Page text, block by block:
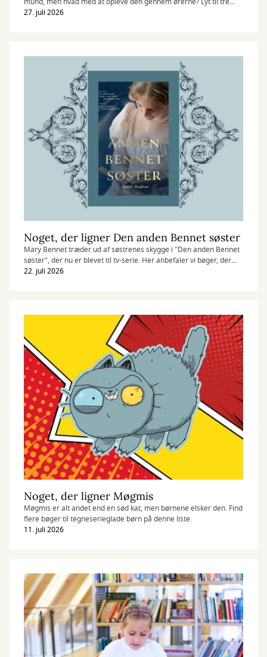
gastronomiske podcasts, der oversætter kulinariske oplevelser til
27. juli 2026
Noget, der ligner Den anden Bennet søster
Mary Bennet træder ud af søstrenes skygge i "Den anden Bennet
søster", der nu er blevet til tv-serie. Her anbefaler vi bøger, der
digter videre på Jane Austens klassikere.
22. juli 2026
Noget, der ligner Møgmis
Møgmis er alt andet end en sød kat, men børnene elsker den. Find
flere bøger til tegneserieglade børn på denne liste.
11. juli 2026